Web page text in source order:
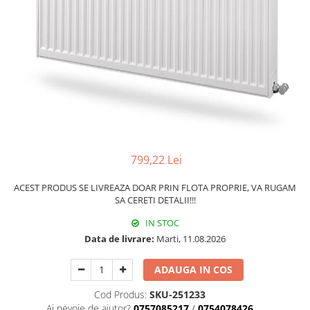
Accesorii centrale pe GAZ si GPL
Cazane, Centrale si Termoseminee
cu functionare pe peleti
Centrale termice electrice
Seminee pe lemne
Radiatoare/Calorifere din otel
Radiatoare/Calorifere din otel
Radiatoare/Calorifere Copa
799,22 Lei
ACEST PRODUS SE LIVREAZA DOAR PRIN FLOTA PROPRIE, VA RUGAM
SA CERETI DETALII!!!
IN STOC
Data de livrare: Marti, 11.08.2026
ADAUGA IN COS
Cod Produs: SKU-251233